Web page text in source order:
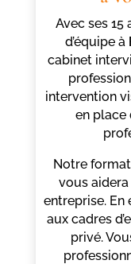
Avec ses 15
d’équipe à
cabinet
intervention
en place
Notre
vous
entreprise. En
aux cadres
privé.